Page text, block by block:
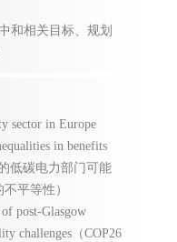
和相关目标、规划
sector in Europe
in benefits
低碳电力部门可能
平等性）
post-Glasgow
challenges（COP26